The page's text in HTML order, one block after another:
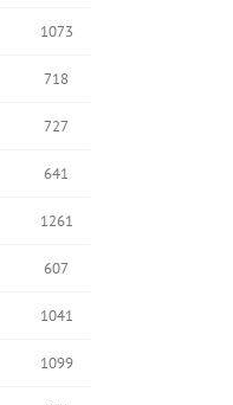
1073
718
727
641
1261
607
1041
1099